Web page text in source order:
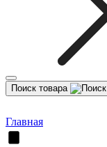
Поиск товара
Главная